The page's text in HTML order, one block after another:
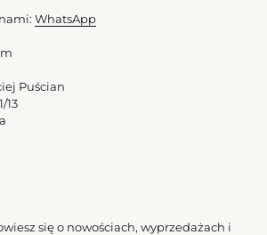
WhatsApp
Puścian
13
się o nowościach, wyprzedażach i